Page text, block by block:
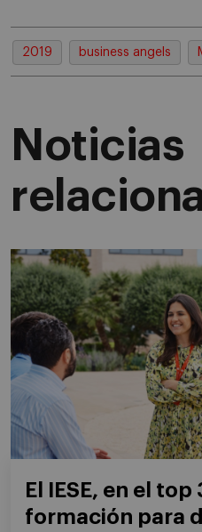
2019 business angels
Noticias
El IESE, en el
formación para